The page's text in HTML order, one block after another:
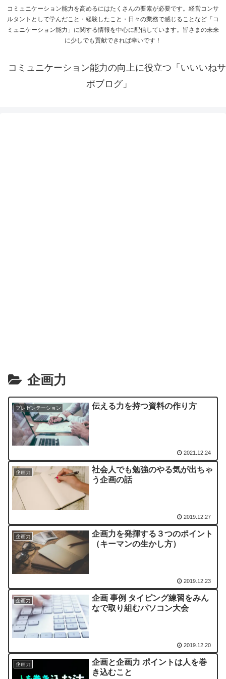
コミュニケーション能力を高めるにはたくさんの要素が必要です。経営コンサ
ルタントとして学んだこと・経験したこと・日々の業務で感じることなど「コ
ミュニケーション能力」に関する情報を中心に配信しています。皆さまの未来
に少しでも貢献できれば幸いです！
コミュニケーション能力の向上に役立つ「いいいねサ
ポブログ」
企画力
プレゼンテーション 伝える力を持つ資料の作り方
2021.12.24
企画力
社会人でも勉強のやる気が出ちゃ
う企画の話
2019.12.27
企画力
企画力を発揮する３つのポイント
（キーマンの生かし方）
2019.12.23
企画力
企画 事例 タイピング練習をみん
なで取り組むパソコン大会
2019.12.20
企画力
企画と企画力 ポイントは人を巻
き込むこと